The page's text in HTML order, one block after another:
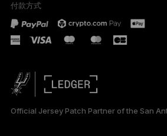
PORTUGUÊS
ESPAÑOL
日本語
付款方式
Official Jersey Patch Partner of the San